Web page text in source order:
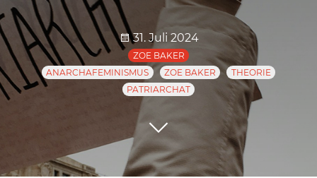
31. Juli 2024
ZOE BAKER
ANARCHAFEMINISMUS
ZOE BAKER
THEORIE
PATRIARCHAT